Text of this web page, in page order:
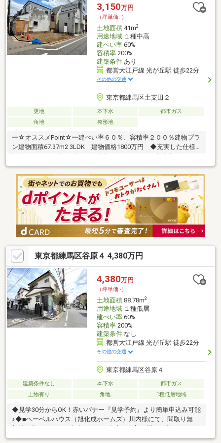
3,150万円
（坪単価:-）
土地面積41m2
用途地域１種中高
建ぺい率60%
容積率200%
建築条件あり
都営大江戸線 光が丘駅 徒歩22分
その他の交通
東京都練馬区土支田２
更地 本下水
都市ガス
角地
整形地
━☆オススメPoint☆━建ぺい率６０％、容積率２００％建物プラ
ン建物面積67.37m2 3LDK 建物価格1800万円 ◆充実した仕様
ン車庫(小型車両)現地のご見学、資料請求受付中です！物件の事
はもちろん、地域の事やご購入までの流れなど、お気軽にご質問
ください♪【練馬区専門・地域密着】不動産のマトリックスホーム
0120-94-0001までお気軽にお問い合わせくださいませ♪
東京都練馬区谷原４ 4,380万円
4,380万円
（坪単価:-）
土地面積88.78m2
用途地域１種低層
建ぺい率60%
容積率200%
建築条件なし
都営大江戸線 光が丘駅 徒歩22分
その他の交通
東京都練馬区谷原４
建築条件なし 本下水
都市ガス
上物有り
角地 1種低層地域
◆見学30分からOK！赤いバナー『見学予約』より簡単申込み可能
♪◆■ヘーベルハウス（旭化成ホームズ）川内様にて、間取り無料
タイルをお伝えの上、他では手に入らない間取りにて、建物を自